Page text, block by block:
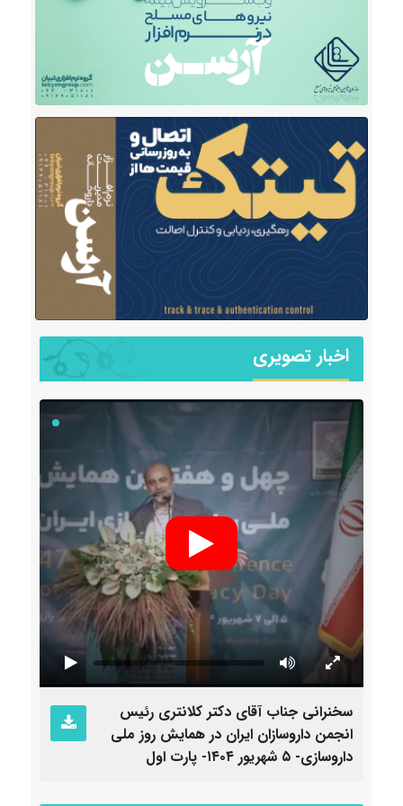
اخبار تصویری
سخنرانی جناب آقای دکتر کلانتری رئیس
انجمن داروسازان ایران در همایش روز ملی
داروسازی- ۵ شهریور ۱۴۰۴- پارت اول